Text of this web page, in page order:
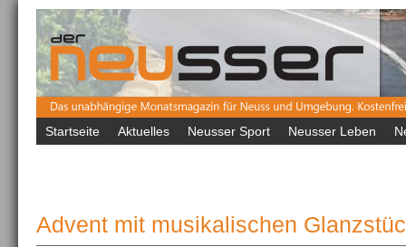
Startseite Aktuelles Neusser Sport Neusser Leben
Advent mit musikalischen